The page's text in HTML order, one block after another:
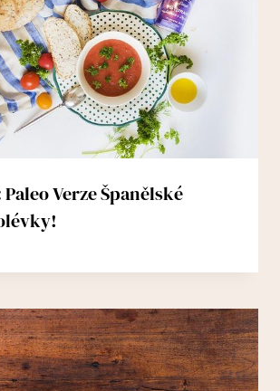
Verze Španělské